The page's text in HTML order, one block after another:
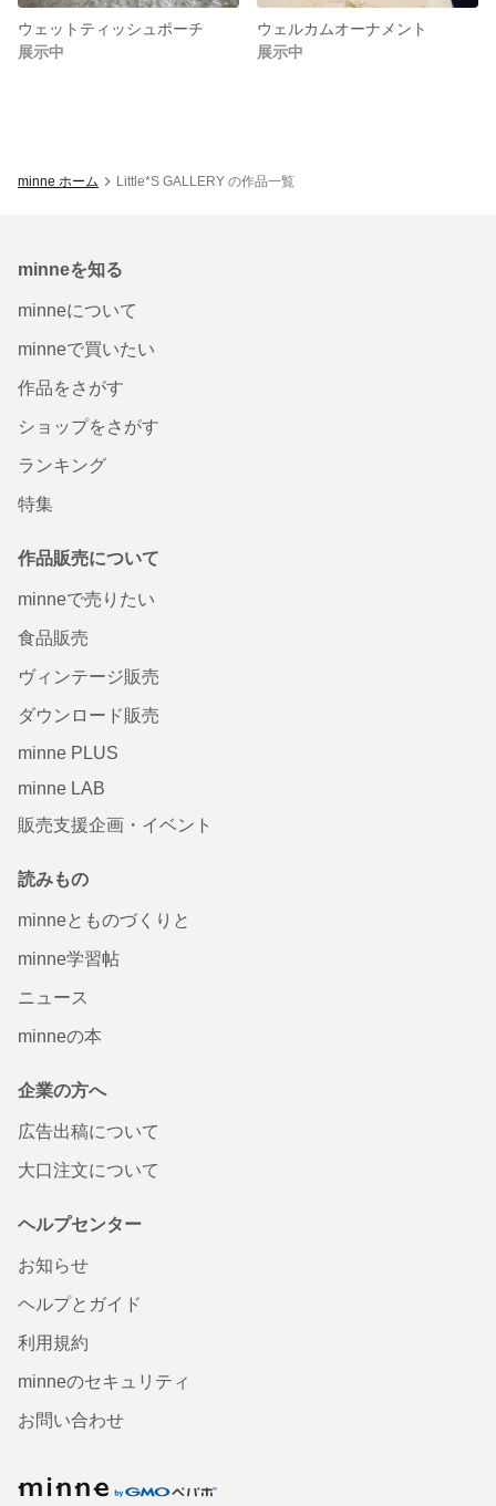
ウェットティッシュポーチ
展示中
ウェルカムオーナメント
展示中
minne ホーム Little*S GALLERY の作品一覧
minneを知る
minneについて
minneで買いたい
作品をさがす
ショップをさがす
ランキング
特集
作品販売について
minneで売りたい
食品販売
ヴィンテージ販売
ダウンロード販売
minne PLUS
minne LAB
販売支援企画・イベント
読みもの
minneとものづくりと
minne学習帖
ニュース
minneの本
企業の方へ
広告出稿について
大口注文について
ヘルプセンター
お知らせ
ヘルプとガイド
利用規約
minneのセキュリティ
お問い合わせ